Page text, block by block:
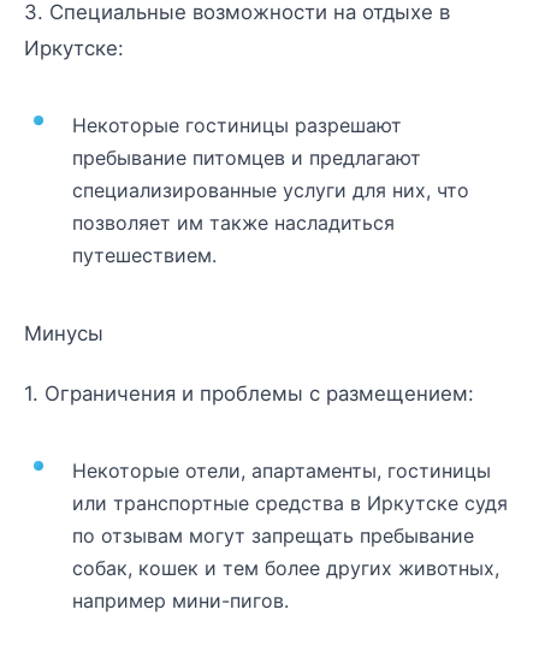
3. Специальные возможности на отдыхе в
Иркутске:
Некоторые гостиницы разрешают
пребывание питомцев и предлагают
специализированные услуги для них, что
позволяет им также насладиться
путешествием.
Минусы
1. Ограничения и проблемы с размещением:
Некоторые отели, апартаменты, гостиницы
или транспортные средства в Иркутске судя
по отзывам могут запрещать пребывание
собак, кошек и тем более других животных,
например мини-пигов.